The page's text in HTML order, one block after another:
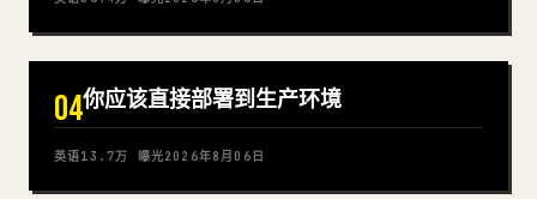
04你应该直接部署到生产环境
英语13.7万 曝光2026年8月06日